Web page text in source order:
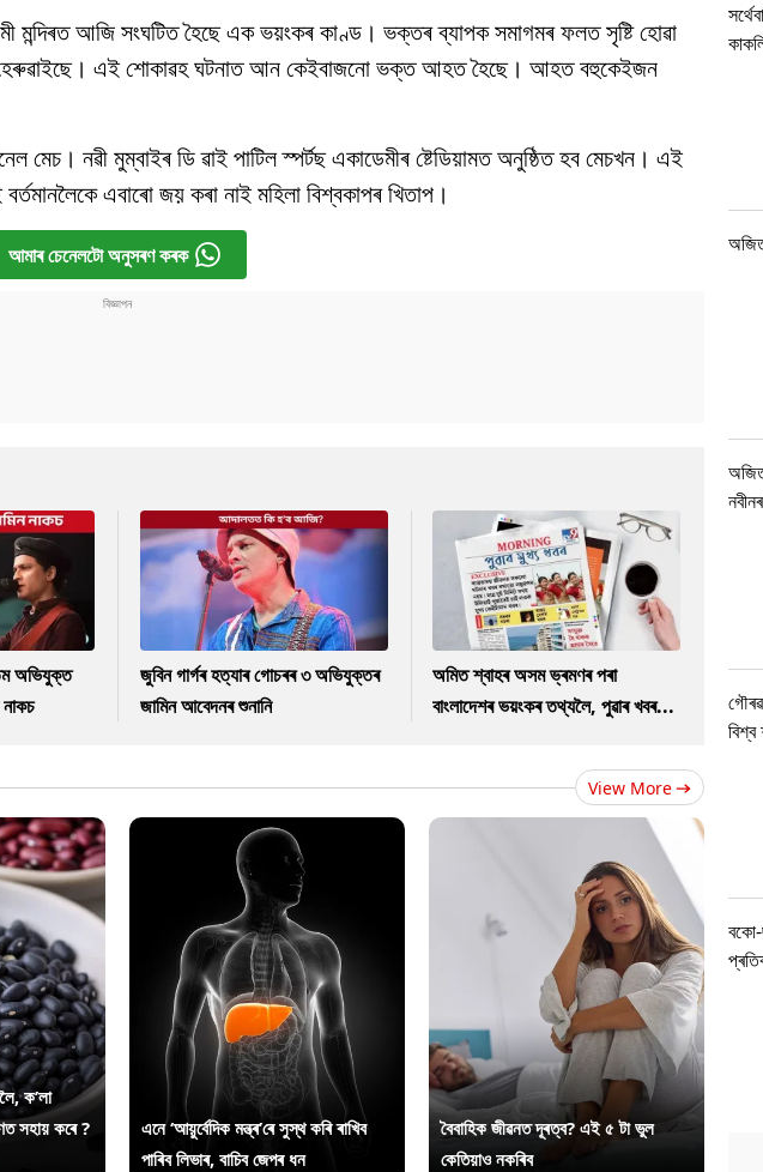
মন্দিৰত আজি সংঘটিত হৈছে এক ভয়ংকৰ কাণ্ড। ভক্তৰ ব্যাপক সমাগমৰ ফলত সৃষ্টি হোৱা
হেৰুৱাইছে। এই শোকাৱহ ঘটনাত আন কেইবাজনো ভক্ত আহত হৈছে। আহত বহুকেইজন
মেচ। নৱী মুম্বাইৰ ডি ৱাই পাটিল স্পৰ্টছ একাডেমীৰ ষ্টেডিয়ামত অনুষ্ঠিত হব মেচখন। এই
এবাৰো জয় কৰা নাই মহিলা বিশ্বকাপৰ খিতাপ।
আমাৰ চেনেলটো অনুসৰণ কৰক
অভিযুক্ত
জুবিন গাৰ্গৰ হত্যাৰ গোচৰৰ ৩ অভিযুক্তৰ
জামিন আবেদনৰ শুনানি
অমিত শ্বাহৰ অসম ভ্ৰমণৰ পৰা
বাংলাদেশৰ ভয়ংকৰ তথ্যলৈ, পুৱাৰ খবৰ...
View More
ক’লা
সহায় কৰে ?
এনে ‘আয়ুৰ্বেদিক মন্ত্ৰ’ৰে সুস্থ কৰি ৰাখিব
পাৰিব লিভাৰ, বাচিব জেপৰ ধন
বৈবাহিক জীৱনত দূৰত্ব? এই ৫ টা ভুল
কেতিয়াও নকৰিব
বিশ্ব
বকো-